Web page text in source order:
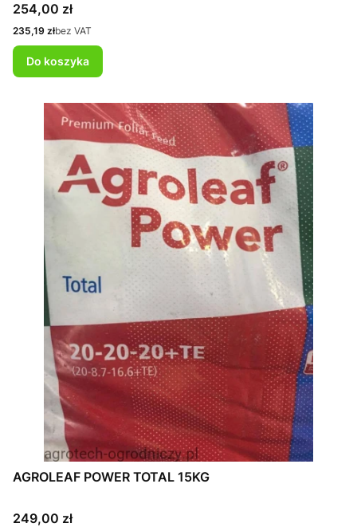
Cena
254,00 zł
Cena
235,19 złbez VAT
Do koszyka
AGROLEAF POWER TOTAL 15KG
Cena
249,00 zł